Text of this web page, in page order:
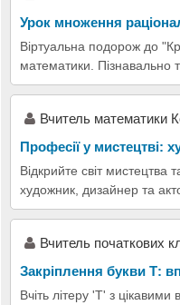
Урок множення
Віртуальна подорож до
математики. Пізнавально
Вчитель математики
Професії у мистецтві:
Відкрийте світ
художник, дизайнер та
Вчитель початкових
Закріплення букви Т:
Вчіть літеру 'Т' з